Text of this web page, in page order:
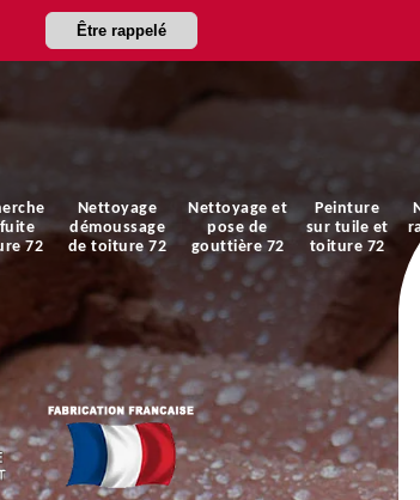
Être rappelé
72
Nettoyage
démoussage
de toiture 72
Nettoyage et
pose de
gouttière 72
Peinture
sur tuile et
toiture 72